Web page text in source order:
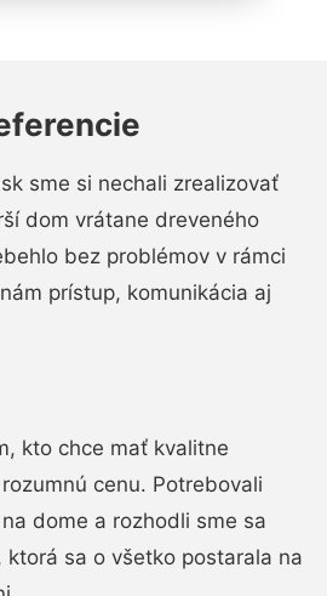
sme si nechali zrealizovať
dom vrátane dreveného
bez problémov v rámci
prístup, komunikácia aj
kto chce mať kvalitne
cenu. Potrebovali
dome a rozhodli sme sa
sa o všetko postarala na